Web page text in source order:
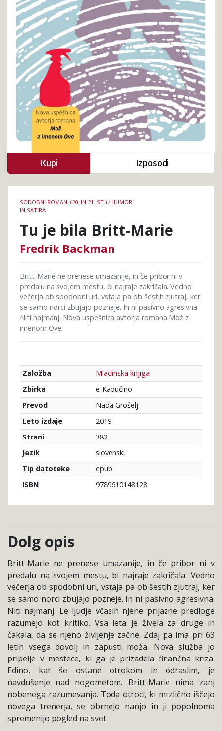
knjige
SODOBNI ROMANI (20. IN 21. ST.) / HUMOR
IN SATIRA
Tu je bila Britt-Marie
Fredrik Backman
Britt-Marie ne prenese umazanije, in če pribor ni v
predalu na svojem mestu, bi najraje zakričala. Vedno
večerja ob spodobni uri, vstaja pa ob šestih zjutraj, ker
se samo norci zbujajo pozneje. In ni pasivno agresivna.
Niti najmanj. Nova uspešnica avtorja romana Mož z
imenom Ove.
Založba
Mladinska knjiga
Zbirka
e-Kapučino
Prevod
Nada Grošelj
Leto izdaje
2019
Strani
382
Jezik
slovenski
Tip datoteke
epub
ISBN
9789610148128
Kupi Izposodi
Dolg opis
Britt-Marie ne prenese umazanije, in če pribor ni v
predalu na svojem mestu, bi najraje zakričala. Vedno
večerja ob spodobni uri, vstaja pa ob šestih zjutraj, ker
se samo norci zbujajo pozneje. In ni pasivno agresivna.
Niti najmanj. Le ljudje včasih njene prijazne predloge
razumejo kot kritiko. Vsa leta je živela za druge in
čakala, da se njeno življenje začne. Zdaj pa ima pri 63
letih vsega dovolj in zapusti moža. Nova služba jo
pripelje v mestece, ki ga je prizadela finančna kriza.
Edino, kar še ostane otrokom in odraslim, je
navdušenje nad nogometom. Britt-Marie nima zanj
nobenega razumevanja. Toda otroci, ki mrzlično iščejo
novega trenerja, se obrnejo nanjo in ji popolnoma
spremenijo pogled na svet.